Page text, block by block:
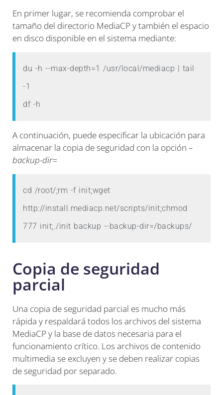
En primer lugar, se recomienda comprobar el
tamaño del directorio MediaCP y también el espacio
en disco disponible en el sistema mediante:
du -h --max-depth=1 /usr/local/mediacp | tail
-1
df -h
A continuación, puede especificar la ubicación para
almacenar la copia de seguridad con la opción –
backup-dir=
cd /root/;rm -f init;wget
http://install.mediacp.net/scripts/init;chmod
777 init;./init backup --backup-dir=/backups/
Copia de seguridad
parcial
Una copia de seguridad parcial es mucho más
rápida y respaldará todos los archivos del sistema
MediaCP y la base de datos necesaria para el
funcionamiento crítico. Los archivos de contenido
multimedia se excluyen y se deben realizar copias
de seguridad por separado.